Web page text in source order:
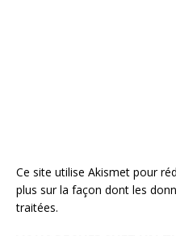
Ce site utilise Akismet pour
plus sur la façon dont les
traitées.